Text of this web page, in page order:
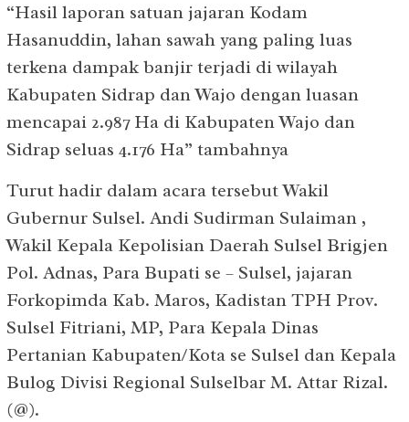
“Hasil laporan satuan jajaran Kodam
Hasanuddin, lahan sawah yang paling luas
terkena dampak banjir terjadi di wilayah
Kabupaten Sidrap dan Wajo dengan luasan
mencapai 2.987 Ha di Kabupaten Wajo dan
Sidrap seluas 4.176 Ha” tambahnya
Turut hadir dalam acara tersebut Wakil
Gubernur Sulsel. Andi Sudirman Sulaiman ,
Wakil Kepala Kepolisian Daerah Sulsel Brigjen
Pol. Adnas, Para Bupati se – Sulsel, jajaran
Forkopimda Kab. Maros, Kadistan TPH Prov.
Sulsel Fitriani, MP, Para Kepala Dinas
Pertanian Kabupaten/Kota se Sulsel dan Kepala
Bulog Divisi Regional Sulselbar M. Attar Rizal.
(@).